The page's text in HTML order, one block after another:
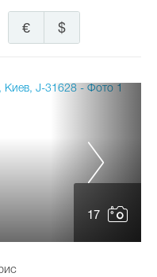
$
€
17